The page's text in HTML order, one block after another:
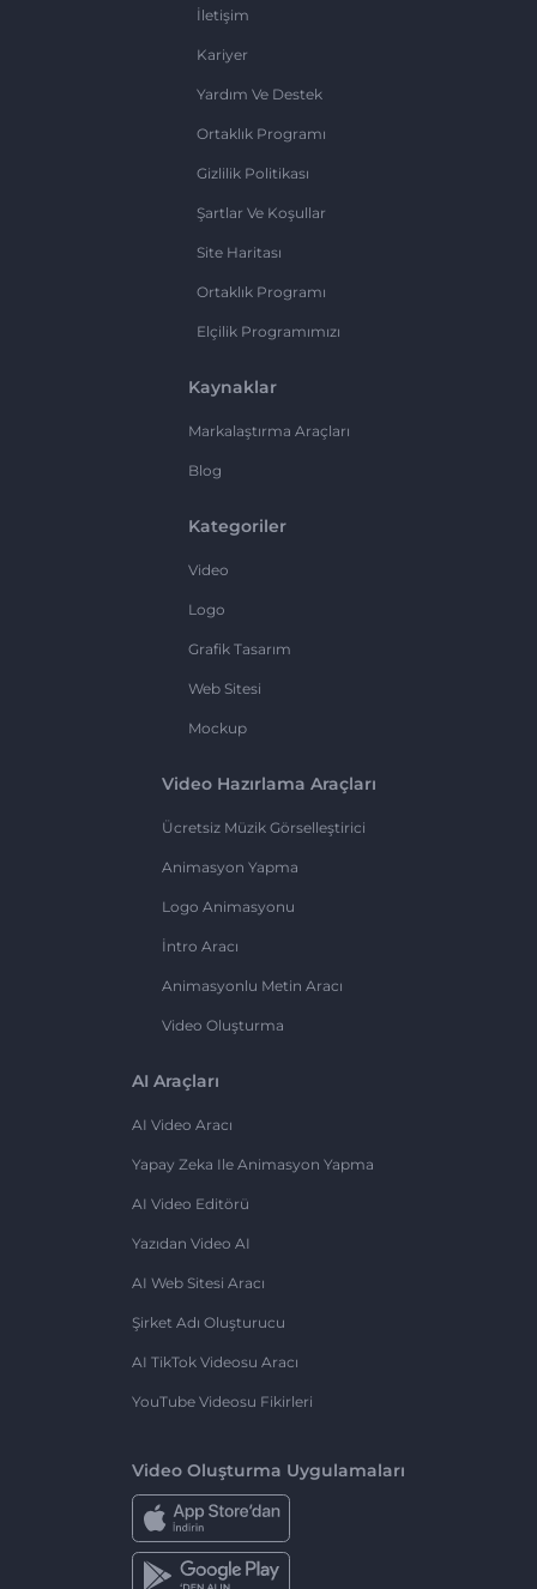
İletişim
Kariyer
Yardım Ve Destek
Ortaklık Programı
Gizlilik Politikası
Şartlar Ve Koşullar
Site Haritası
Ortaklık Programı
Elçilik Programımızı
Kaynaklar
Markalaştırma Araçları
Blog
Kategoriler
Video
Logo
Grafik Tasarım
Web Sitesi
Mockup
Video Hazırlama Araçları
Ücretsiz Müzik Görselleştirici
Animasyon Yapma
Logo Animasyonu
İntro Aracı
Animasyonlu Metin Aracı
Video Oluşturma
AI Araçları
AI Video Aracı
Yapay Zeka Ile Animasyon Yapma
AI Video Editörü
Yazıdan Video AI
AI Web Sitesi Aracı
Şirket Adı Oluşturucu
AI TikTok Videosu Aracı
YouTube Videosu Fikirleri
Video Oluşturma Uygulamaları